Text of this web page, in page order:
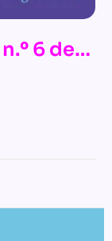
6 de
la bruja